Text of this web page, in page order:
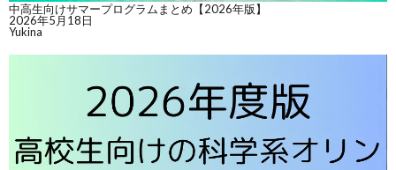
中高生向けサマープログラムまとめ【2026年版】
2026年5月18日
Yukina